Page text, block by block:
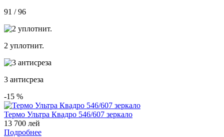
91 / 96
2 уплотнит.
3 антисреза
-15 %
Термо Ультра Квадро 546/607 зеркало
13 700 лей
Подробнее